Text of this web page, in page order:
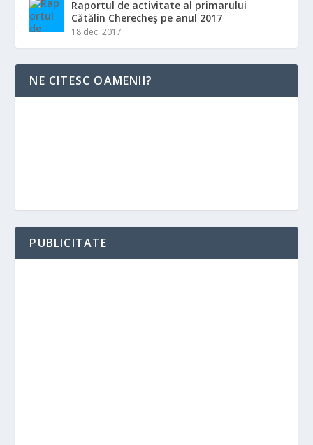
Raportul de activitate al primarului
Cătălin Cherecheș pe anul 2017
18 dec. 2017
NE CITESC OAMENII?
PUBLICITATE